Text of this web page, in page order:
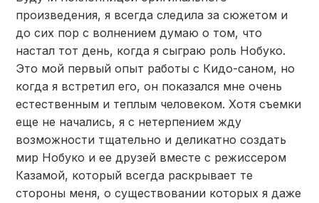
произведения, я всегда следила за сюжетом и
до сих пор с волнением думаю о том, что
настал тот день, когда я сыграю роль Нобуко.
Это мой первый опыт работы с Кидо-саном, но
когда я встретил его, он показался мне очень
естественным и теплым человеком. Хотя съемки
еще не начались, я с нетерпением жду
возможности тщательно и деликатно создать
мир Нобуко и ее друзей вместе с режиссером
Казамой, который всегда раскрывает те
стороны меня, о существовании которых я даже